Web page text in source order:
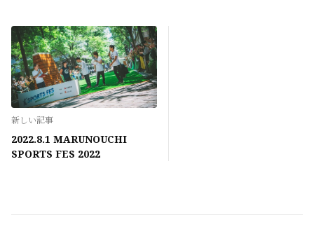
新しい記事
2022.8.1 MARUNOUCHI
SPORTS FES 2022